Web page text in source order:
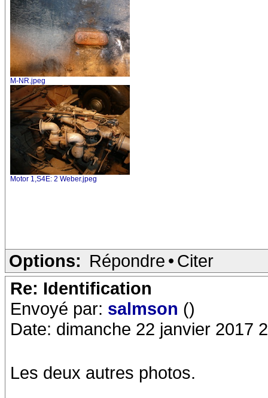
M-NR.jpeg
Motor 1,S4E: 2 Weber.jpeg
Options: Répondre • Citer
Re: Identification
Envoyé par: salmson ()
Date: dimanche 22 janvier 2017
Les deux autres photos.